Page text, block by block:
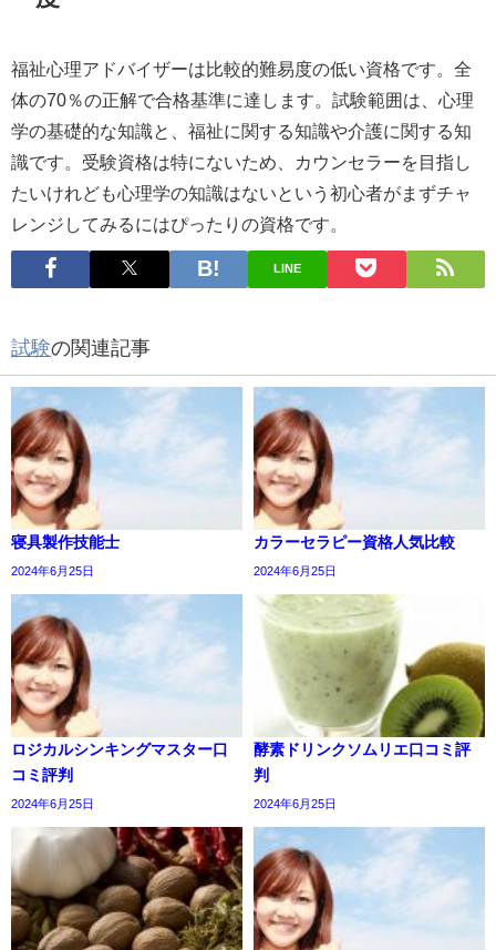
福祉心理アドバイザーは比較的難易度の低い資格です。全
体の70％の正解で合格基準に達します。試験範囲は、心理
学の基礎的な知識と、福祉に関する知識や介護に関する知
識です。受験資格は特にないため、カウンセラーを目指し
たいけれども心理学の知識はないという初心者がまずチャ
レンジしてみるにはぴったりの資格です。
LINE
試験の関連記事
寝具製作技能士
2024年6月25日
カラーセラピー資格人気比較
2024年6月25日
ロジカルシンキングマスター口
コミ評判
2024年6月25日
酵素ドリンクソムリエ口コミ評
判
2024年6月25日